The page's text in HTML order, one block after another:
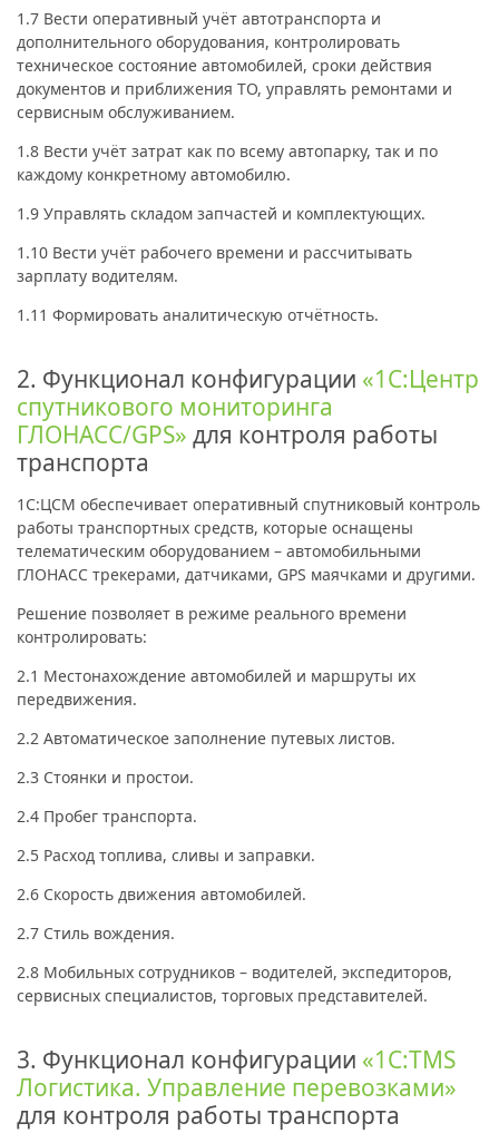
1.7 Вести оперативный учёт автотранспорта и
дополнительного оборудования, контролировать
техническое состояние автомобилей, сроки действия
документов и приближения ТО, управлять ремонтами и
сервисным обслуживанием.
1.8 Вести учёт затрат как по всему автопарку, так и по
каждому конкретному автомобилю.
1.9 Управлять складом запчастей и комплектующих.
1.10 Вести учёт рабочего времени и рассчитывать
зарплату водителям.
1.11 Формировать аналитическую отчётность.
2. Функционал конфигурации «1С:Центр
спутникового мониторинга
ГЛОНАСС/GPS» для контроля работы
транспорта
1С:ЦСМ обеспечивает оперативный спутниковый контроль
работы транспортных средств, которые оснащены
телематическим оборудованием – автомобильными
ГЛОНАСС трекерами, датчиками, GPS маячками и другими.
Решение позволяет в режиме реального времени
контролировать:
2.1 Местонахождение автомобилей и маршруты их
передвижения.
2.2 Автоматическое заполнение путевых листов.
2.3 Стоянки и простои.
2.4 Пробег транспорта.
2.5 Расход топлива, сливы и заправки.
2.6 Скорость движения автомобилей.
2.7 Стиль вождения.
2.8 Мобильных сотрудников – водителей, экспедиторов,
сервисных специалистов, торговых представителей.
3. Функционал конфигурации «1С:TMS
Логистика. Управление перевозками»
для контроля работы транспорта